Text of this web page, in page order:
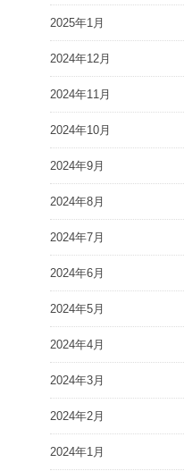
2025年1月
2024年12月
2024年11月
2024年10月
2024年9月
2024年8月
2024年7月
2024年6月
2024年5月
2024年4月
2024年3月
2024年2月
2024年1月